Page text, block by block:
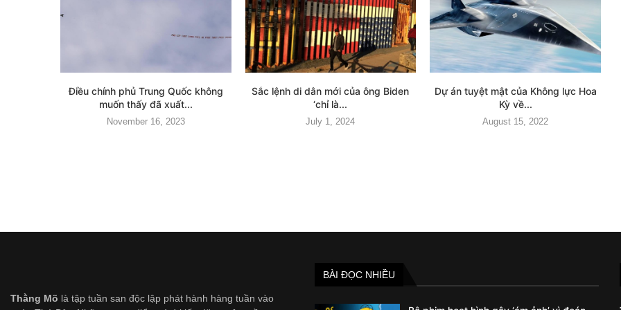
Điều chính phủ Trung Quốc không
muốn thấy đã xuất...
November 16, 2023
Sắc lệnh di dân mới của ông Biden
‘chỉ là...
July 1, 2024
Dự án tuyệt mật của Không lực Hoa
Kỳ về...
August 15, 2022
Thằng Mõ là tập tuần san độc lập phát hành hàng tuần vào
BÀI ĐỌC NHIỀU